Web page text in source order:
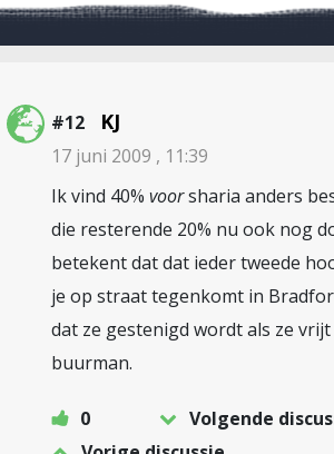
#12 KJ
17 juni 2009 , 11:39
Ik vind 40% voorsharia anders
die resterende 20% nu ook nog
betekent dat dat ieder tweede
je op straat tegenkomt in
dat ze gestenigd wordt als ze vrijt
buurman.
0
Volgende